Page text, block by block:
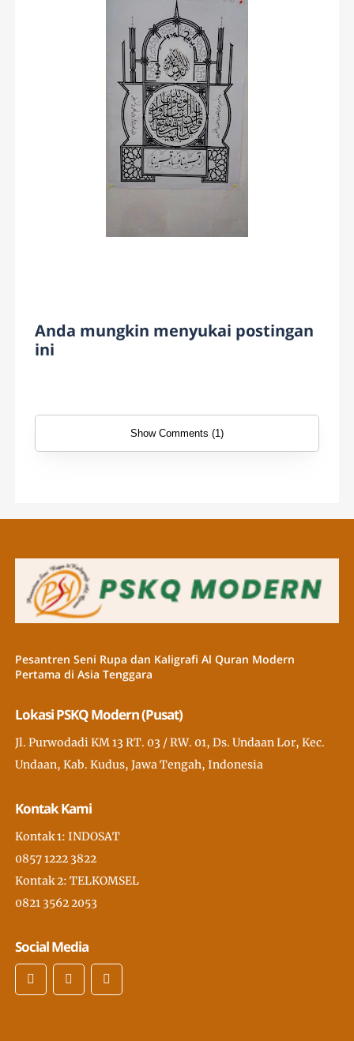
Anda mungkin menyukai postingan
ini
Show Comments (1)
Pesantren Seni Rupa dan Kaligrafi Al Quran Modern
Pertama di Asia Tenggara
Lokasi PSKQ Modern (Pusat)
Jl. Purwodadi KM 13 RT. 03 / RW. 01, Ds. Undaan Lor, Kec.
Undaan, Kab. Kudus, Jawa Tengah, Indonesia
Kontak Kami
Kontak 1: INDOSAT
0857 1222 3822
Kontak 2: TELKOMSEL
0821 3562 2053
Social Media